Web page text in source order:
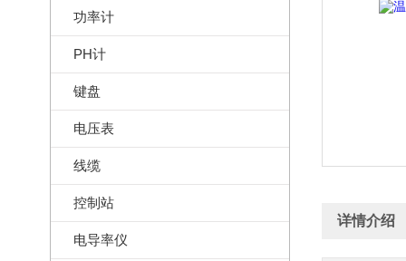
功率计
PH计
键盘
电压表
线缆
控制站
电导率仪
详情介绍